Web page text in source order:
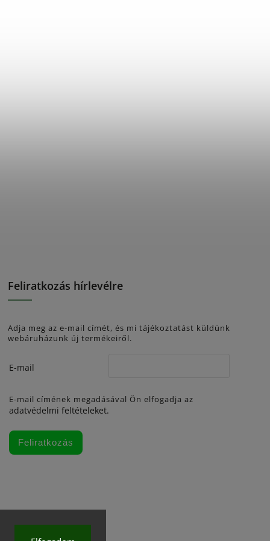
Feliratkozás hírlevélre
Adja meg az e-mail címét, és mi tájékoztatást küldünk
webáruházunk új termékeiről.
E-mail
E-mail címének megadásával Ön elfogadja az
adatvédelmi feltételeket.
Feliratkozás